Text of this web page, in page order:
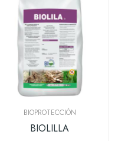
BIOPROTECCIÓN
BIOLILLA